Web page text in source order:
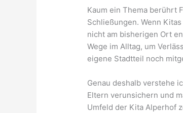
Kaum ein Thema berührt
Schließungen. Wenn
nicht am bisherigen Ort
Wege im Alltag, um
eigene Stadtteil noch
Genau deshalb verstehe
Eltern verunsichern und
Umfeld der Kita Alperhof